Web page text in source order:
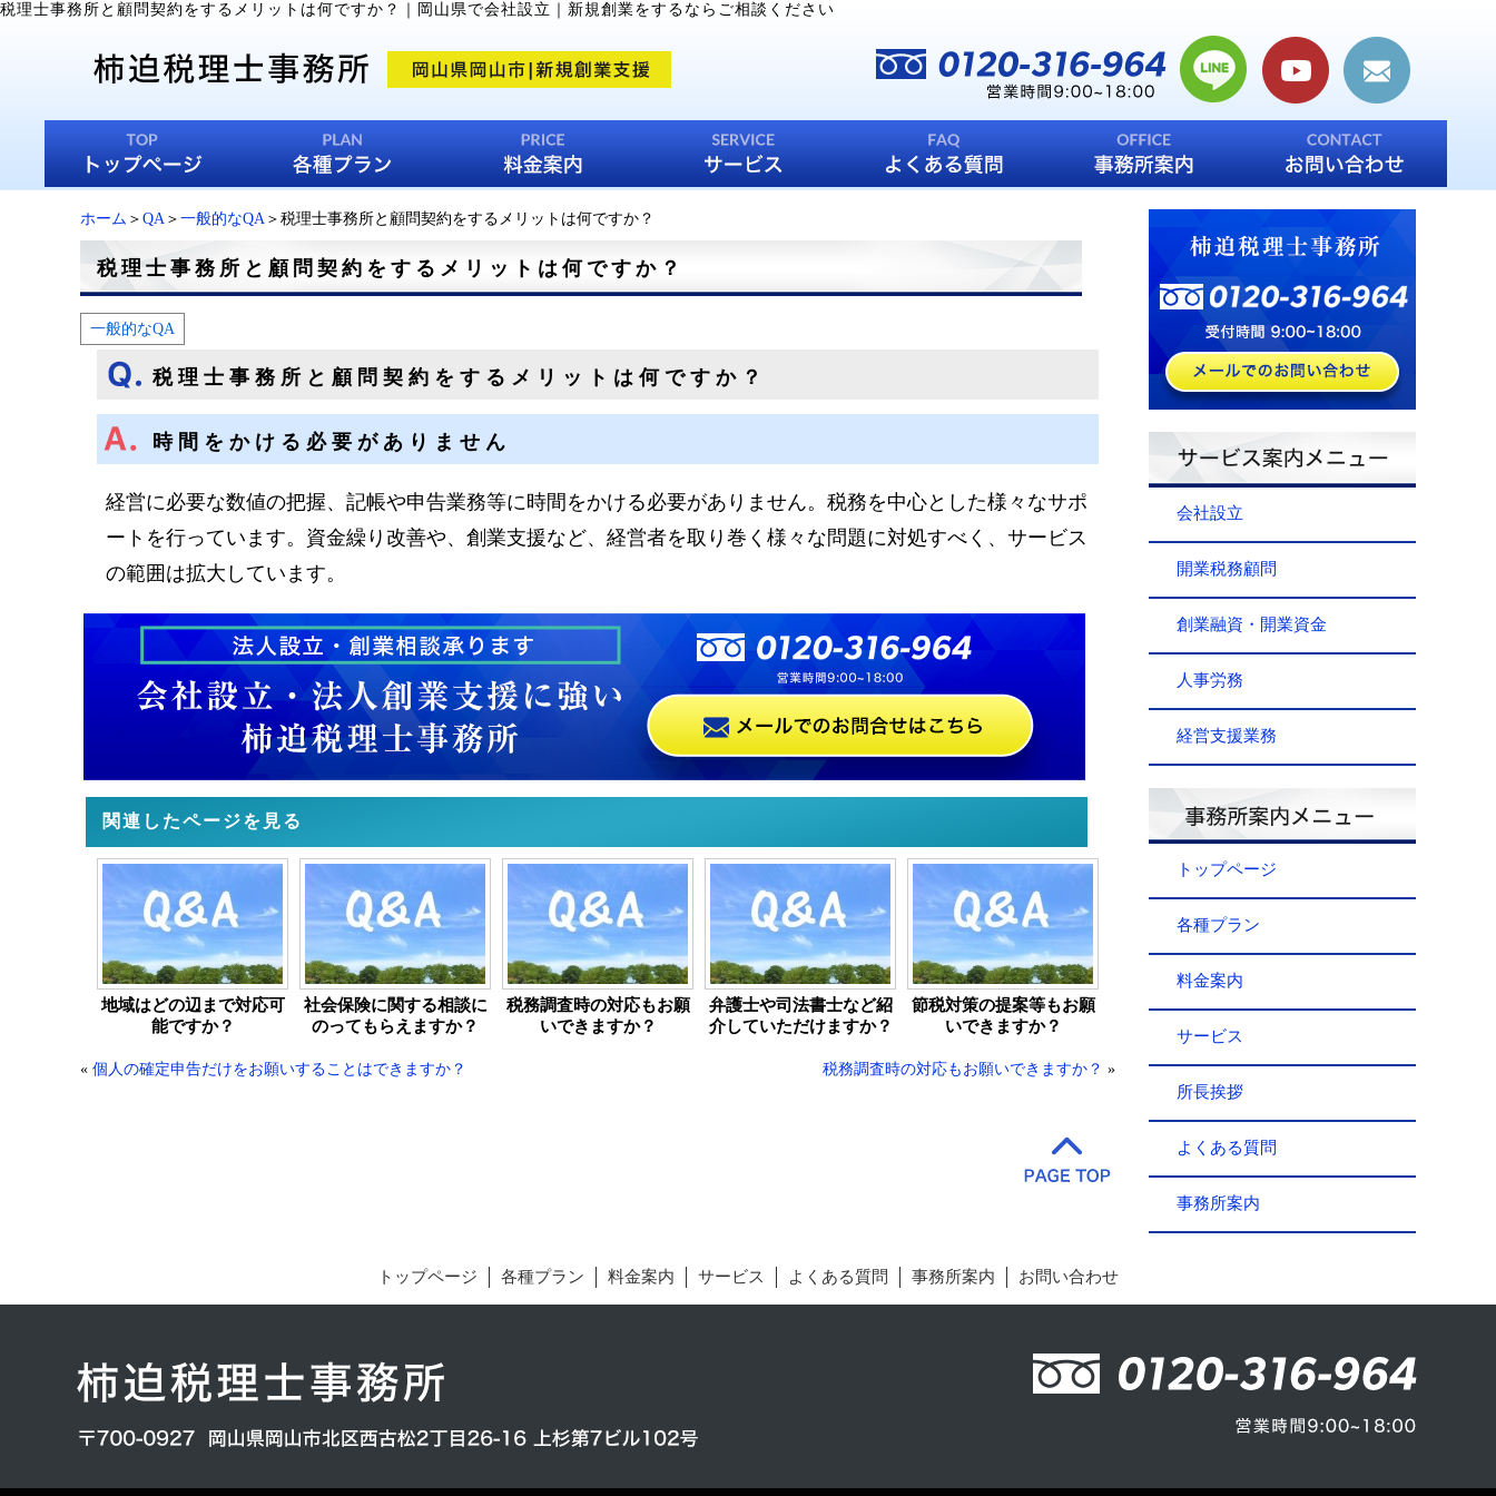
税理士事務所と顧問契約をするメリットは何ですか？ 岡山県で会社設立｜新規創業をするならご相談ください
ホーム ＞ QA ＞ 一般的なQA ＞税理士事務所と顧問契約をするメリットは何ですか？
税理士事務所と顧問契約をするメリットは何ですか？
一般的なQA
税理士事務所と顧問契約をするメリットは何ですか？
時間をかける必要がありません
経営に必要な数値の把握、記帳や申告業務等に時間をかける必要がありません。税務を中心とした様々なサポ
ートを行っています。資金繰り改善や、創業支援など、経営者を取り巻く様々な問題に対処すべく、サービス
の範囲は拡大しています。
関連したページを見る
地域はどの辺まで対応可
能ですか？
社会保険に関する相談に
のってもらえますか？
税務調査時の対応もお願
いできますか？
弁護士や司法書士など紹
介していただけますか？
節税対策の提案等もお願
いできますか？
« 個人の確定申告だけをお願いすることはできますか？ 税務調査時の対応もお願いできますか？ »
会社設立
開業税務顧問
創業融資・開業資金
人事労務
経営支援業務
トップページ
各種プラン
料金案内
サービス
所長挨拶
よくある質問
事務所案内
トップページ 各種プラン 料金案内 サービス よくある質問 事務所案内 お問い合わせ